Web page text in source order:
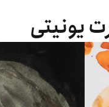
یونیتی